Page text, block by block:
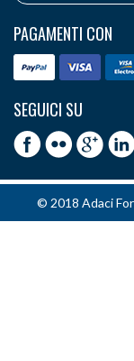
PAGAMENTI CON
SEGUICI SU
© 2018 Adaci